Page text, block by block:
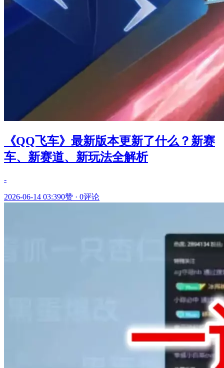
《QQ飞车》最新版本更新了什么？新赛
车、新赛道、新玩法全解析
-
2026-06-14 03:390赞 · 0评论